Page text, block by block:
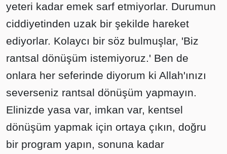
yeteri kadar emek sarf etmiyorlar. Durumun
ciddiyetinden uzak bir şekilde hareket
ediyorlar. Kolaycı bir söz bulmuşlar, 'Biz
rantsal dönüşüm istemiyoruz.' Ben de
onlara her seferinde diyorum ki Allah'ınızı
severseniz rantsal dönüşüm yapmayın.
Elinizde yasa var, imkan var, kentsel
dönüşüm yapmak için ortaya çıkın, doğru
bir program yapın, sonuna kadar